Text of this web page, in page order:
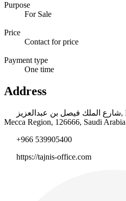
Purpose
For Sale
Price
Contact for price
Payment type
One time
Address
Mecca Region, 126666, Saudi Arabia
+966 539905400
https://tajnis-office.com